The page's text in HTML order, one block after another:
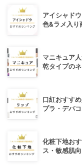
アイシャド
色&ラメ入り
マニキュア
乾タイプの
口紅おすす
プラ・デパ
化粧下地お
ス・敏感肌